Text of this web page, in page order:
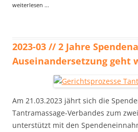
weiterlesen ...
2023-03 // 2 Jahre
Auseinandersetzung geht
Am 21.03.2023 jährt sich die
Tantramassage-Verbandes zum
unterstützt mit den